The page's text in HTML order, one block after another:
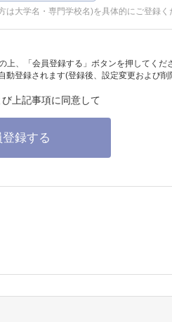
は大学名・専門学校名)を具体的にご登録く
上、「会員登録する」ボタンを押してくだ
動登録されます(登録後、設定変更および
上記事項に同意して
録する